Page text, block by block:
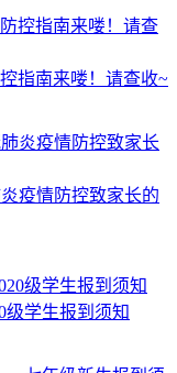
指南来喽！请查收~
疫情防控致家长的
级学生报到须知